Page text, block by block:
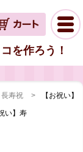
を作ろう！
長寿祝 【お祝い】
い】寿